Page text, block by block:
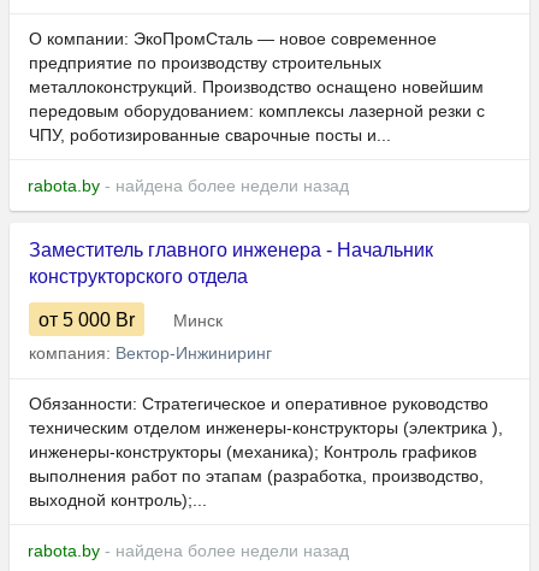
О компании: ЭкоПромСталь — новое современное
предприятие по производству строительных
металлоконструкций. Производство оснащено новейшим
передовым оборудованием: комплексы лазерной резки с
ЧПУ, роботизированные сварочные посты и...
rabota.by - найдена более недели назад
Заместитель главного инженера - Начальник
конструкторского отдела
от 5 000 Br
Минск
компания: Вектор-Инжиниринг
Обязанности: Стратегическое и оперативное руководство
техническим отделом инженеры-конструкторы (электрика ),
инженеры-конструкторы (механика); Контроль графиков
выполнения работ по этапам (разработка, производство,
выходной контроль);...
rabota.by - найдена более недели назад